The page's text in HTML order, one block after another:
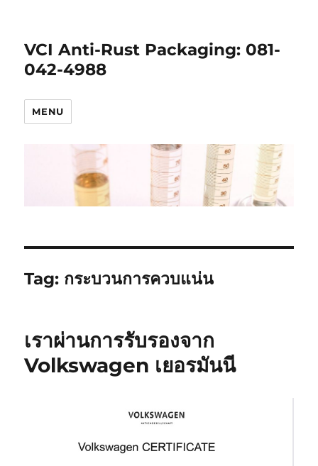
VCI Anti-Rust Packaging: ‭081-
042-4988
MENU
Tag: กระบวนการควบแน่น
เราผ่านการรับรองจาก
Volkswagen เยอรมันนี